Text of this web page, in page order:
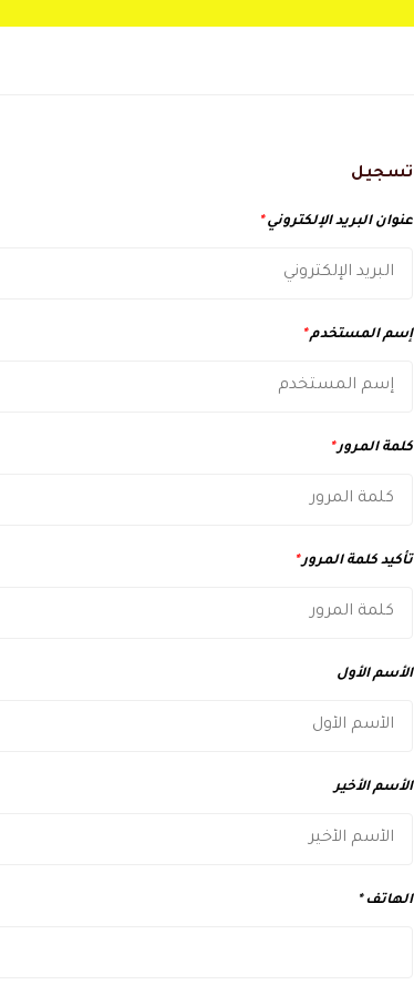
تسجيل
عنوان البريد الإلكتروني*
إسم المستخدم*
كلمة المرور*
تأكيد كلمة المرور*
الأسم الأول
الأسم الأخير
الهاتف